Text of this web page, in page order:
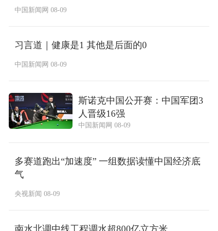
中国新闻网 08-09
习言道｜健康是1 其他是后面的0
中国新闻网 08-09
斯诺克中国公开赛：中国军团3
人晋级16强
中国新闻网 08-09
多赛道跑出“加速度” 一组数据读懂中国经济底
气
央视新闻 08-09
南水北调中线工程调水超800亿立方米